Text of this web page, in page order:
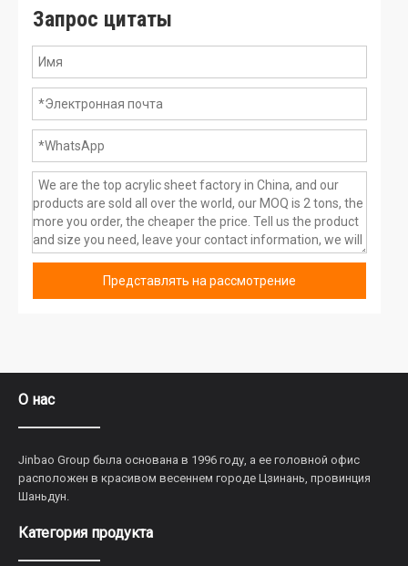
Запрос цитаты
Представлять на рассмотрение
О нас
Jinbao Group была основана в 1996 году, а ее головной офис
расположен в красивом весеннем городе Цзинань, провинция
Шаньдун.
Категория продукта